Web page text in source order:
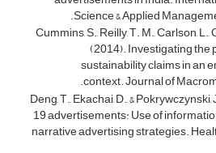
Science & Applied
Cummins, S., Reilly, T. M., Carlson, L.,
(2014). Investigating the
sustainability claims in an
context. Journal of
Deng, T., Ekachai, D., &
19 advertisements: Use of
narrative advertising strategies.